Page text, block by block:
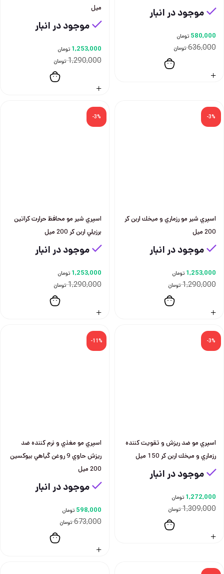
موجود در انبار
636,000 تومان
580,000 تومان
ميل
موجود در انبار
1,290,000 تومان
1,253,000 تومان
-3%
اسپري شير مو رزماري و ميخك اربن كر
200 ميل
موجود در انبار
1,290,000 تومان
1,253,000 تومان
-3%
اسپري شير مو محافظ حرارت كراتين
برزيلي اربن كر 200 ميل
موجود در انبار
1,290,000 تومان
1,253,000 تومان
-3%
اسپري مو ضد ريزش و تقويت كننده
رزماري و ميخك اربن كر 150 ميل
موجود در انبار
1,309,000 تومان
1,272,000 تومان
-11%
اسپري مو مغذي و نرم كننده ضد
ريزش حاوي 9 روغن گياهي بيوكسين
200 ميل
موجود در انبار
673,000 تومان
598,000 تومان